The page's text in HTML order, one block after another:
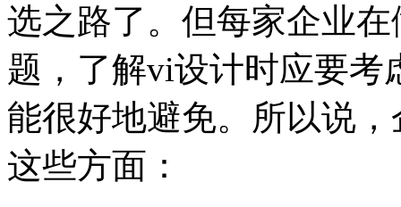
选之路了。但每家企业
题，了解vi设计时应要考
能很好地避免。所以说，
这些方面：